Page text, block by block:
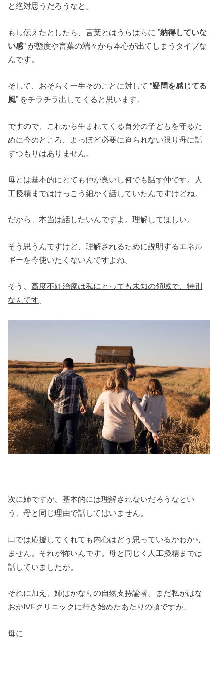
と絶対思うだろうなと。
もし伝えたとしたら、言葉とはうらはらに ”納得していな
い感” が態度や言葉の端々から本心が出てしまうタイプな
んです。
そして、おそらく一生そのことに対して ”疑問を感じてる
風” をチラチラ出してくると思います。
ですので、これから生まれてくる自分の子どもを守るた
めに今のところ、よっぽど必要に迫られない限り母に話
すつもりはありません。
母とは基本的にとても仲が良いし何でも話す仲です。人
工授精まではけっこう細かく話していたんですけどね。
だから、本当は話したいんですよ。理解してほしい。
そう思うんですけど、理解されるために説明するエネル
ギーを今使いたくないんですよね。
そう、高度不妊治療は私にとっても未知の領域で、特別
なんです。
次に姉ですが、基本的には理解されないだろうなとい
う、母と同じ理由で話してはいません。
口では応援してくれても内心はどう思っているかわかり
ません。それが怖いんです。母と同じく人工授精までは
話していましたが。
それに加え、姉はかなりの自然支持論者。まだ私がはな
おかIVFクリニックに行き始めたあたりの頃ですが、
母に